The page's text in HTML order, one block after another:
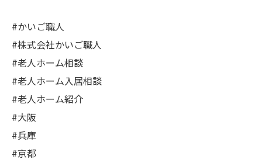
#かいご職人
#株式会社かいご職人
#老人ホーム相談
#老人ホーム入居相談
#老人ホーム紹介
#大阪
#兵庫
#京都